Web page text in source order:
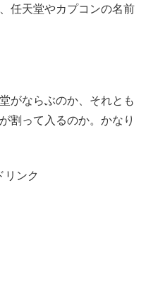
任天堂やカプコンの名前
がならぶのか、それとも
割って入るのか。かなり
リンク